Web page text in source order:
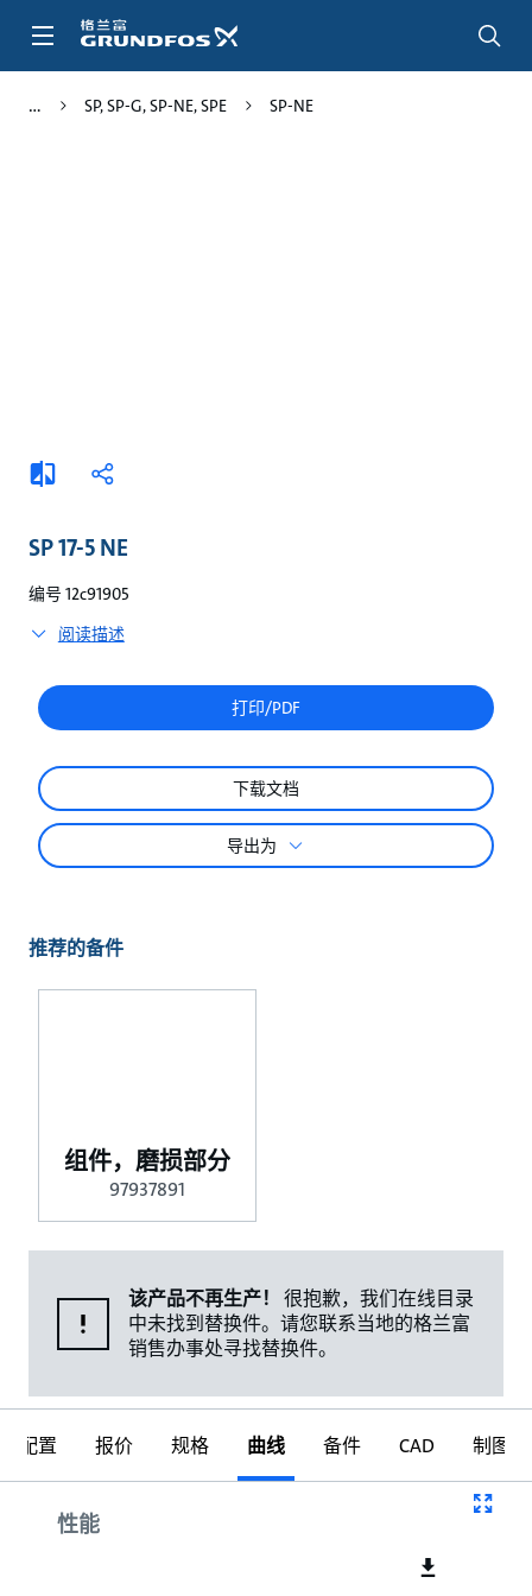
SP, SP-G, SP-NE, SPE SP-NE
添
加
分
SP 17-5 NE
编号 12c91905
阅读描述
打印/PDF
下载文档
导出为
推荐的备件
组件，磨损部分
97937891
该产品不再生产！
很抱歉，我们在线目录
中未找到替换件。请您联系当地的格兰富
销售办事处寻找替换件。
配置 报价 规格 曲线 备件 CAD 制图
性能